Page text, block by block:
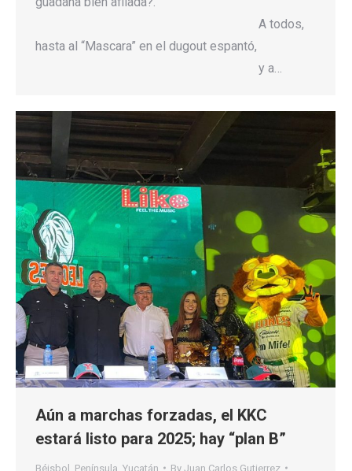
A todos,
hasta al “Mascara” en el dugout espantó,
y a…
Aún a marchas forzadas, el KKC
estará listo para 2025; hay “plan B”
Béisbol Península Yucatán By Juan Carlos Gutierrez